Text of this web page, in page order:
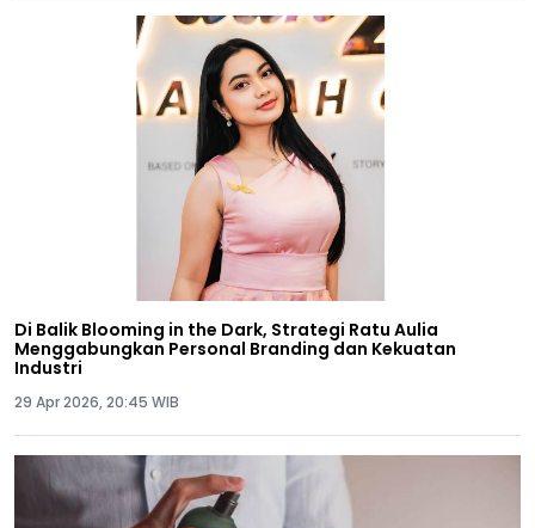
Di Balik Blooming in the Dark, Strategi Ratu Aulia
Menggabungkan Personal Branding dan Kekuatan
Industri
29 Apr 2026, 20:45 WIB